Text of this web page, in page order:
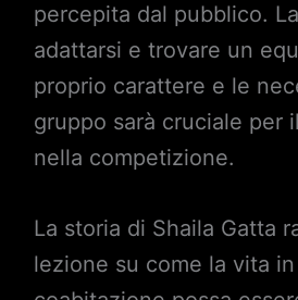
percepita dal pubblico.
adattarsi e trovare un
proprio carattere e le
gruppo sarà cruciale per
nella competizione.
La storia di Shaila Gatta
lezione su come la vita